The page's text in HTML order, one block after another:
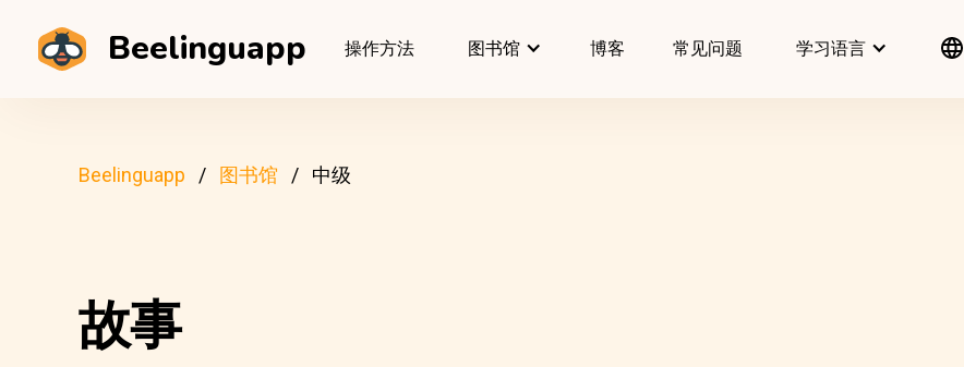
Beelinguapp 操作方法 图书馆 博客 常见问题 学习语言
Beelinguapp 图书馆 中级
故事